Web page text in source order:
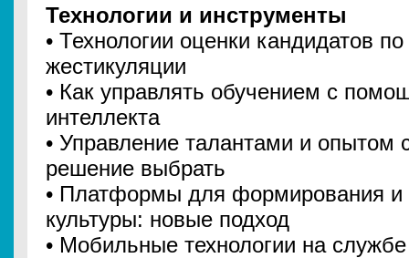
Технологии и инструменты
• Технологии оценки кандидатов
жестикуляции
• Как управлять обучением с
интеллекта
• Управление талантами и опытом
решение выбрать
• Платформы для формирования и
культуры: новые подход
• Мобильные технологии на